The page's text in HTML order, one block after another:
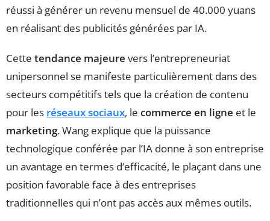
réussi à générer un revenu mensuel de 40.000 yuans
en réalisant des publicités générées par IA.
Cette tendance majeure vers l’entrepreneuriat
unipersonnel se manifeste particulièrement dans des
secteurs compétitifs tels que la création de contenu
pour les réseaux sociaux, le commerce en ligne et le
marketing. Wang explique que la puissance
technologique conférée par l’IA donne à son entreprise
un avantage en termes d’efficacité, le plaçant dans une
position favorable face à des entreprises
traditionnelles qui n’ont pas accès aux mêmes outils.